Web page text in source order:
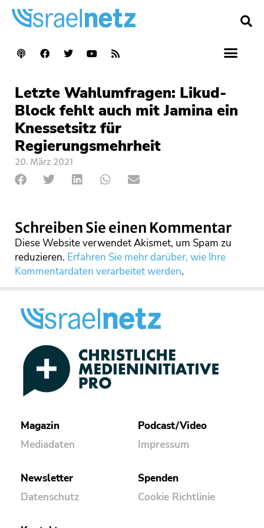
Letzte Wahlumfragen: Likud-
Block fehlt auch mit Jamina ein
Knessetsitz für
Regierungsmehrheit
20. März 2021
Schreiben Sie einen Kommentar
Diese Website verwendet Akismet, um Spam zu
reduzieren. Erfahren Sie mehr darüber, wie Ihre
Kommentardaten verarbeitet werden.
Magazin
Mediadaten
Podcast/Video
Impressum
Newsletter
Datenschutz
Spenden
Cookie Richtlinie